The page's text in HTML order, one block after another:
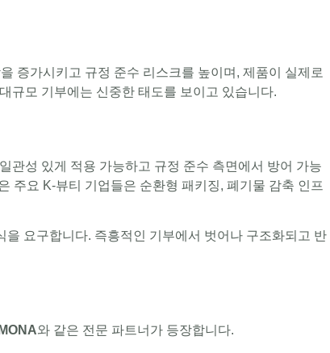
증가시키고 규정 준수 리스크를 높이며, 제품이 실제로
규모 기부에는 신중한 태도를 보이고 있습니다.
관성 있게 적용 가능하고 규정 준수 측면에서 방어 가능
주요 K-뷰티 기업들은 순환형 패키징, 폐기물 감축 인프
요구합니다. 즉흥적인 기부에서 벗어나 구조화되고 반
MONA와 같은 전문 파트너가 등장합니다.